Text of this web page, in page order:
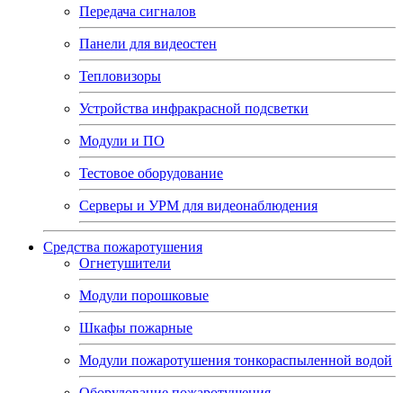
Передача сигналов
Панели для видеостен
Тепловизоры
Устройства инфракрасной подсветки
Модули и ПО
Тестовое оборудование
Серверы и УРМ для видеонаблюдения
Средства пожаротушения
Огнетушители
Модули порошковые
Шкафы пожарные
Модули пожаротушения тонкораспыленной водой